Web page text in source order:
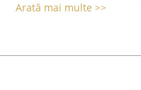
Arată mai multe >>